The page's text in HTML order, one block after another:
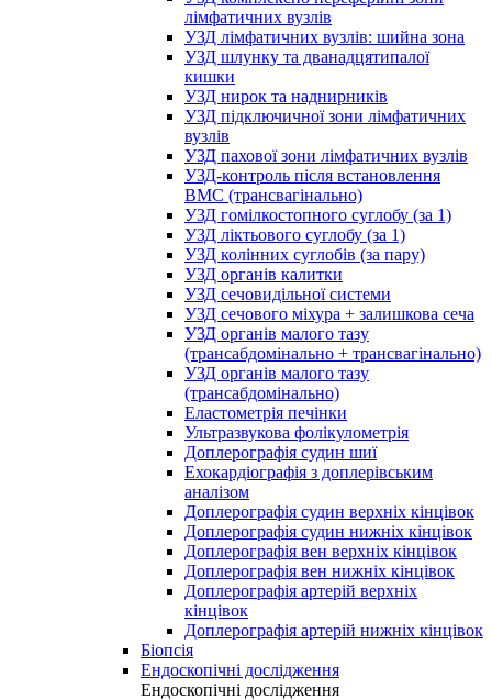
лімфатичних вузлів
УЗД лімфатичних вузлів: шийна зона
УЗД шлунку та дванадцятипалої
кишки
УЗД нирок та наднирників
УЗД підключичної зони лімфатичних
вузлів
УЗД пахової зони лімфатичних вузлів
УЗД-контроль після встановлення
ВМС (трансвагінально)
УЗД гомілкостопного суглобу (за 1)
УЗД ліктьового суглобу (за 1)
УЗД колінних суглобів (за пару)
УЗД органів калитки
УЗД сечовидільної системи
УЗД сечового міхура + залишкова сеча
УЗД органів малого тазу
(трансабдомінально + трансвагінально)
УЗД органів малого тазу
(трансабдомінально)
Еластометрія печінки
Ультразвукова фолікулометрія
Доплерографія судин шиї
Ехокардіографія з доплерівським
аналізом
Доплерографія судин верхніх кінцівок
Доплерографія судин нижніх кінцівок
Доплерографія вен верхніх кінцівок
Доплерографія вен нижніх кінцівок
Доплерографія артерій верхніх
кінцівок
Доплерографія артерій нижніх кінцівок
Біопсія
Ендоскопічні дослідження
Ендоскопічні дослідження